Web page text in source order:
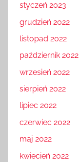
styczeń 2023
grudzień 2022
listopad 2022
październik 2022
wrzesień 2022
sierpień 2022
lipiec 2022
czerwiec 2022
maj 2022
kwiecień 2022